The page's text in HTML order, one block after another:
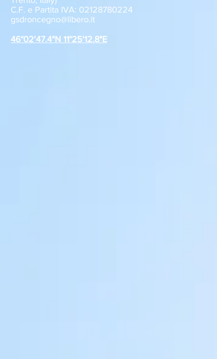
Sabato 8 agosto, il GSD
Roncegno alla Festa della
C.F. e Partita IVA: 02128780224
gsdroncegno@libero.it
46°02'47.4"N 11°25'12.8"E